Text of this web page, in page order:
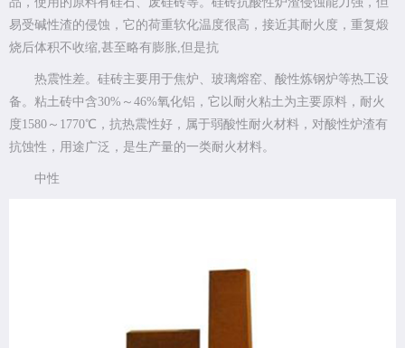
易受碱性渣的侵蚀，它的荷重软化温度很高，接近其耐火度，重复煅
烧后体积不收缩,甚至略有膨胀,但是抗
热震性差。硅砖主要用于焦炉、玻璃熔窑、酸性炼钢炉等热工设
备。粘土砖中含30%～46%氧化铝，它以耐火粘土为主要原料，耐火
度1580～1770℃，抗热震性好，属于弱酸性耐火材料，对酸性炉渣有
抗蚀性，用途广泛，是生产量的一类耐火材料。
中性